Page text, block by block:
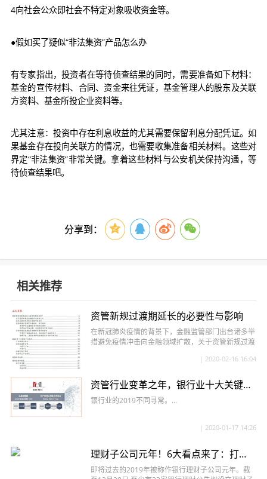
4向社会公众即社会不特定对象吸收资金等。
●假如买了疑似“非法集资”产品怎么办
有专家指出，投资者在等待侦查结果的同时，需要准备如下材料：
基金的宣传材料、合同、资金来往凭证，基金管理人的股东及关联
方资料、基金所投企业资料等。
尤其注意：投资中存在利息收益的尤其需要保留利息分配凭证。如
果基金存在投向关联方的情况，也需要收集准备相关材料。这些对
界定“非法集资”非常关键。拿着这些材料与公安机关保持沟通，等
待侦查结果吧。
分享到：
相关推荐
资管新规过渡期延长的必要性与影响
在新冠肺炎疫情的背景下，金融监管部门出台诸多举
措避免疫情冲击向金融领域扩散，关于资管新规过渡
| 2020-02-16 16:04
资管行业变革之年，银行业十大关键词——“缺钱”、理财子公司、金融副省长……
银行业的2019不同寻常。...
| 2020-01-17 14:26
理财子公司元年！6大看点来了：打响资管人才争夺战
即将过去的2019年被称作银行理财子公司元年。截